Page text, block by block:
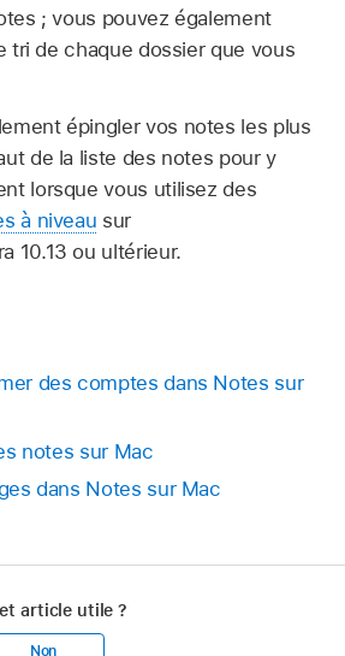
; vous pouvez également
tri de chaque dossier que vous
épingler vos notes les plus
de la liste des notes pour y
lorsque vous utilisez des
à niveau sur
10.13 ou ultérieur.
des comptes dans Notes sur
notes sur Mac
dans Notes sur Mac
article utile ?
Non